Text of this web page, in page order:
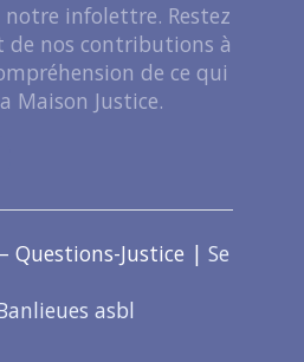
notre infolettre. Restez
de nos contributions à
de ce qui
Maison Justice.
Justice | Se
asbl